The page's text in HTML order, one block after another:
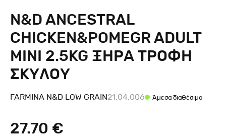
N&D ANCESTRAL
CHICKEN&POMEGR ADULT
MINI 2.5KG ΞΗΡΑ ΤΡΟΦΗ
ΣΚΥΛΟΥ
FARMINA N&D LOW GRAIN21.04.006 Άμεσα διαθέσιμο
27.70 €